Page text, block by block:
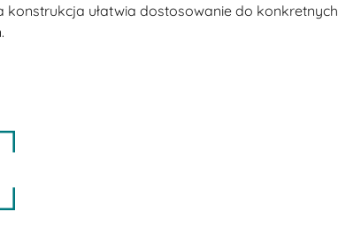
konstrukcja ułatwia dostosowanie do konkretnych